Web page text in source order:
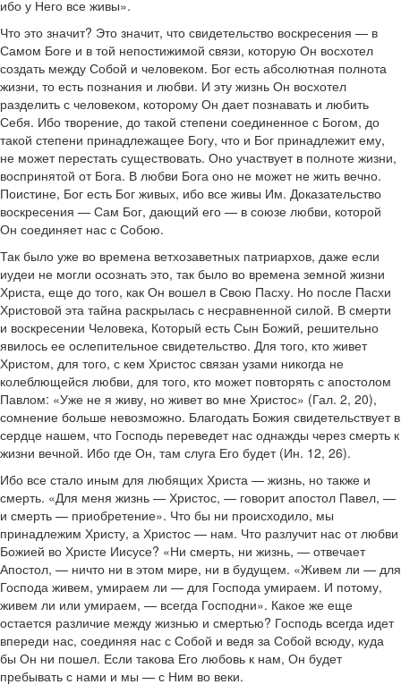
ибо у Него все живы».
Что это значит? Это значит, что свидетельство воскресения — в
Самом Боге и в той непостижимой связи, которую Он восхотел
создать между Собой и человеком. Бог есть абсолютная полнота
жизни, то есть познания и любви. И эту жизнь Он восхотел
разделить с человеком, которому Он дает познавать и любить
Себя. Ибо творение, до такой степени соединенное с Богом, до
такой степени принадлежащее Богу, что и Бог принадлежит ему,
не может перестать существовать. Оно участвует в полноте жизни,
воспринятой от Бога. В любви Бога оно не может не жить вечно.
Поистине, Бог есть Бог живых, ибо все живы Им. Доказательство
воскресения — Сам Бог, дающий его — в союзе любви, которой
Он соединяет нас с Собою.
Так было уже во времена ветхозаветных патриархов, даже если
иудеи не могли осознать это, так было во времена земной жизни
Христа, еще до того, как Он вошел в Свою Пасху. Но после Пасхи
Христовой эта тайна раскрылась с несравненной силой. В смерти
и воскресении Человека, Который есть Сын Божий, решительно
явилось ее ослепительное свидетельство. Для того, кто живет
Христом, для того, с кем Христос связан узами никогда не
колеблющейся любви, для того, кто может повторять с апостолом
Павлом: «Уже не я живу, но живет во мне Христос» (Гал. 2, 20),
сомнение больше невозможно. Благодать Божия свидетельствует в
сердце нашем, что Господь переведет нас однажды через смерть к
жизни вечной. Ибо где Он, там слуга Его будет (Ин. 12, 26).
Ибо все стало иным для любящих Христа — жизнь, но также и
смерть. «Для меня жизнь — Христос, — говорит апостол Павел, —
и смерть — приобретение». Что бы ни происходило, мы
принадлежим Христу, а Христос — нам. Что разлучит нас от любви
Божией во Христе Иисусе? «Ни смерть, ни жизнь, — отвечает
Апостол, — ничто ни в этом мире, ни в будущем. «Живем ли — для
Господа живем, умираем ли — для Господа умираем. И потому,
живем ли или умираем, — всегда Господни». Какое же еще
остается различие между жизнью и смертью? Господь всегда идет
впереди нас, соединяя нас с Собой и ведя за Собой всюду, куда
бы Он ни пошел. Если такова Его любовь к нам, Он будет
пребывать с нами и мы — с Ним во веки.